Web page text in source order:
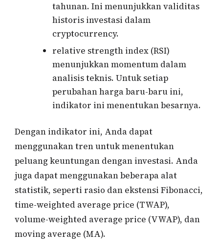
tahunan. Ini menunjukkan validitas
historis investasi dalam
cryptocurrency.
relative strength index (RSI)
menunjukkan momentum dalam
analisis teknis. Untuk setiap
perubahan harga baru-baru ini,
indikator ini menentukan besarnya.
Dengan indikator ini, Anda dapat
menggunakan tren untuk menentukan
peluang keuntungan dengan investasi. Anda
juga dapat menggunakan beberapa alat
statistik, seperti rasio dan ekstensi Fibonacci,
time-weighted average price (TWAP),
volume-weighted average price (VWAP), dan
moving average (MA).